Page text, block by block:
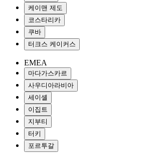
케이맨 제도
코스타리카
쿠바
터크스 케이커스
EMEA
마다가스카르
사우디아라비아
세이셸
이집트
지부티
터키
포르투갈